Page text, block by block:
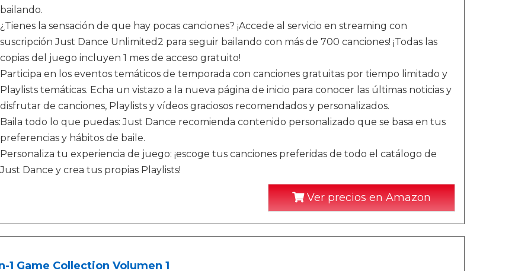
bailando.
¿Tienes la sensación de que hay pocas canciones? ¡Accede al servicio en streaming con
suscripción Just Dance Unlimited2 para seguir bailando con más de 700 canciones! ¡Todas las
copias del juego incluyen 1 mes de acceso gratuito!
Participa en los eventos temáticos de temporada con canciones gratuitas por tiempo limitado y
Playlists temáticas. Echa un vistazo a la nueva página de inicio para conocer las últimas noticias y
disfrutar de canciones, Playlists y vídeos graciosos recomendados y personalizados.
Baila todo lo que puedas: Just Dance recomienda contenido personalizado que se basa en tus
preferencias y hábitos de baile.
Personaliza tu experiencia de juego: ¡escoge tus canciones preferidas de todo el catálogo de
Just Dance y crea tus propias Playlists!
Ver precios en Amazon
1 Game Collection Volumen 1